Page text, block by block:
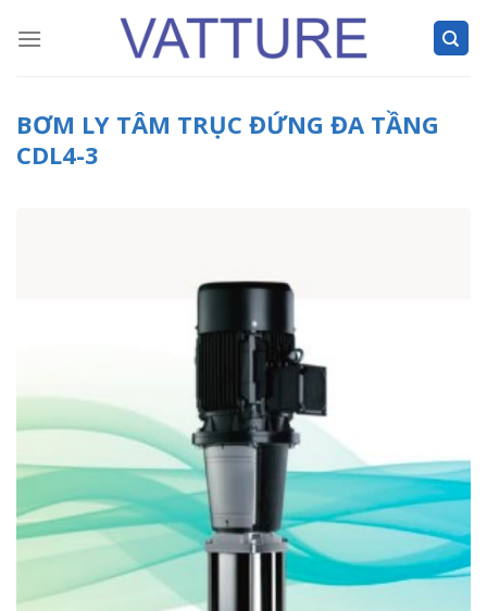
BƠM LY TÂM TRỤC ĐỨNG ĐA TẦNG
CDL4-3